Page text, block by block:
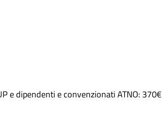
e dipendenti e convenzionati ATNO: 370€